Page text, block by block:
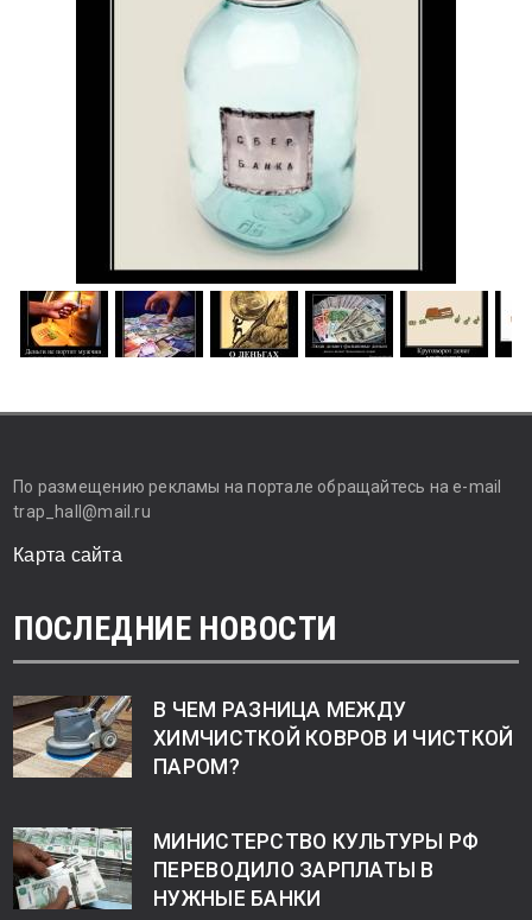
По размещению рекламы на портале обращайтесь на e-mail
trap_hall@mail.ru
Карта сайта
ПОСЛЕДНИЕ НОВОСТИ
В ЧЕМ РАЗНИЦА МЕЖДУ
ХИМЧИСТКОЙ КОВРОВ И ЧИСТКОЙ
ПАРОМ?
МИНИСТЕРСТВО КУЛЬТУРЫ РФ
ПЕРЕВОДИЛО ЗАРПЛАТЫ В
НУЖНЫЕ БАНКИ